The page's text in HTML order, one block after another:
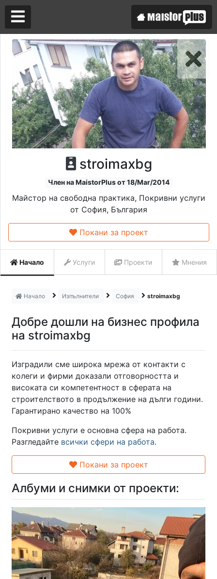
stroimaxbg
Член на MaistorPlus от 18/Mar/2014
Майстор на свободна практика, Покривни услуги
от София, България
Покани за проект
Начало Услуги Проекти Мнения
Начало Изпълнители София stroimaxbg
Добре дошли на бизнес профила
на stroimaxbg
Изградили сме широка мрежа от контакти с
колеги и фирми доказали отговорността и
високата си компетентност в сферата на
строителството в продължение на дълги години.
Гарантирано качество на 100%
Покривни услуги е основна сфера на работа.
Разгледайте всички сфери на работа.
Покани за проект
Албуми и снимки от проекти:
Аз съм майстор
Търся майстор